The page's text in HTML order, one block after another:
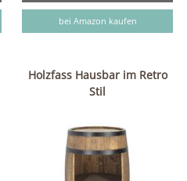
bei Amazon kaufen
Holzfass Hausbar im Retro
Stil